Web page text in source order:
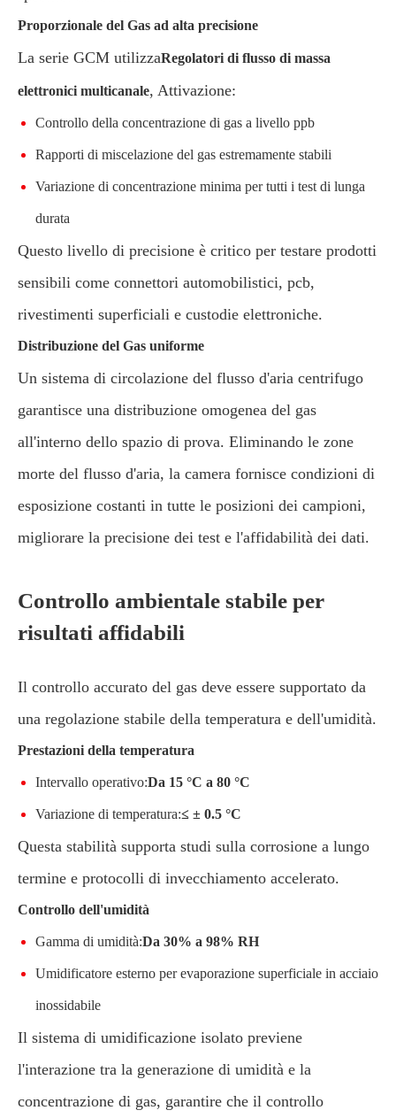
Proporzionale del Gas ad alta precisione
La serie GCM utilizzaRegolatori di flusso di massa
elettronici multicanale, Attivazione:
Controllo della concentrazione di gas a livello ppb
Rapporti di miscelazione del gas estremamente stabili
Variazione di concentrazione minima per tutti i test di lunga
durata
Questo livello di precisione è critico per testare prodotti
sensibili come connettori automobilistici, pcb,
rivestimenti superficiali e custodie elettroniche.
Distribuzione del Gas uniforme
Un sistema di circolazione del flusso d'aria centrifugo
garantisce una distribuzione omogenea del gas
all'interno dello spazio di prova. Eliminando le zone
morte del flusso d'aria, la camera fornisce condizioni di
esposizione costanti in tutte le posizioni dei campioni,
migliorare la precisione dei test e l'affidabilità dei dati.
Controllo ambientale stabile per
risultati affidabili
Il controllo accurato del gas deve essere supportato da
una regolazione stabile della temperatura e dell'umidità.
Prestazioni della temperatura
Intervallo operativo:Da 15 °C a 80 °C
Variazione di temperatura:≤ ± 0.5 °C
Questa stabilità supporta studi sulla corrosione a lungo
termine e protocolli di invecchiamento accelerato.
Controllo dell'umidità
Gamma di umidità:Da 30% a 98% RH
Umidificatore esterno per evaporazione superficiale in acciaio
inossidabile
Il sistema di umidificazione isolato previene
l'interazione tra la generazione di umidità e la
concentrazione di gas, garantire che il controllo